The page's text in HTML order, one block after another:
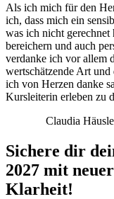
Als ich mich für den
ich, dass mich ein
was ich nicht gerechnet
bereichern und auch
verdanke ich vor allem
wertschätzende Art
ich von Herzen danke
Kursleiterin erleben zu
Claudia
Sichere dir
2027 mit
Klarheit!